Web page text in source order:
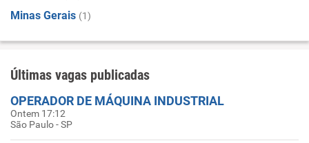
Minas Gerais (1)
Últimas vagas publicadas
OPERADOR DE MÁQUINA INDUSTRIAL
Ontem 17:12
São Paulo - SP